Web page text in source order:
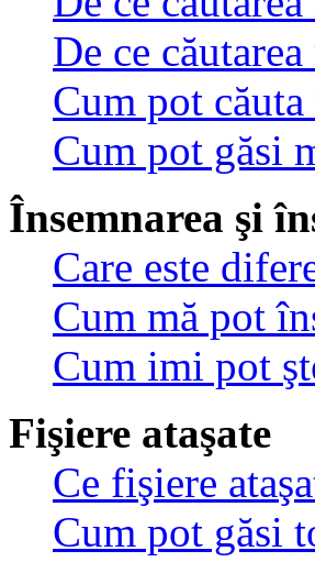
De ce
Cum pot
Cum pot găsi
Însemnarea şi
Care este
Cum mă pot
Cum imi pot
Fişiere ataşate
Ce fişiere
Cum pot găsi